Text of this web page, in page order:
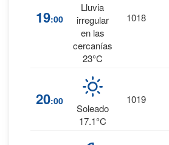
19:00
Lluvia
irregular
en las
cercanías
23°C
1018
20:00
Soleado
17.1°C
1019